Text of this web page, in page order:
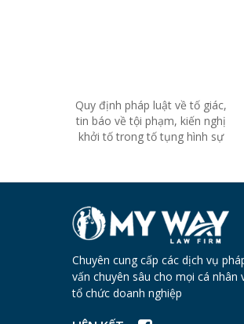
Quy định pháp luật về tố giác,
tin báo về tội phạm, kiến nghị
khởi tố trong tố tụng hình sự
Chuyên cung cấp các dịch vụ
vấn chuyên sâu cho mọi cá nhân
tổ chức doanh nghiệp